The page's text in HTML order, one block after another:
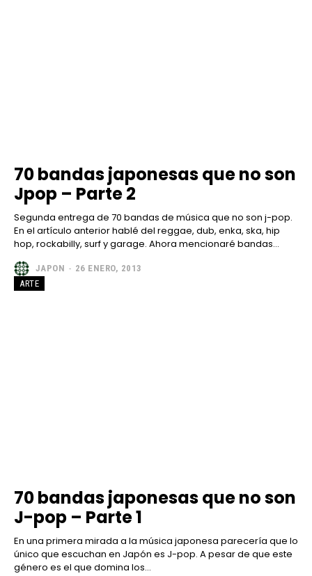
70 bandas japonesas que no son
Jpop – Parte 2
Segunda entrega de 70 bandas de música que no son j-pop.
En el artículo anterior hablé del reggae, dub, enka, ska, hip
hop, rockabilly, surf y garage. Ahora mencionaré bandas...
JAPON - 26 ENERO, 2013
ARTE
70 bandas japonesas que no son
J-pop – Parte 1
En una primera mirada a la música japonesa parecería que lo
único que escuchan en Japón es J-pop. A pesar de que este
género es el que domina los...